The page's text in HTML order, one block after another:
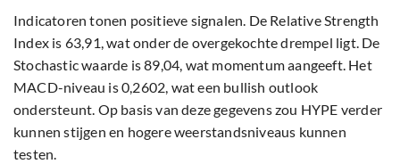
Indicatoren tonen positieve signalen. De Relative Strength
Index is 63,91, wat onder de overgekochte drempel ligt. De
Stochastic waarde is 89,04, wat momentum aangeeft. Het
MACD-niveau is 0,2602, wat een bullish outlook
ondersteunt. Op basis van deze gegevens zou HYPE verder
kunnen stijgen en hogere weerstandsniveaus kunnen
testen.